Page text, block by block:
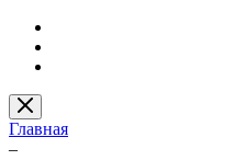
Главная
–